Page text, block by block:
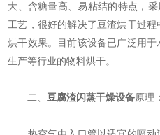
大、含糖量高、易粘结的特点，
工艺，很好的解决了豆渣烘干过
烘干效果。目前该设备已广泛用
生产等行业的物料烘干。
二、豆腐渣闪蒸干燥设备原理：